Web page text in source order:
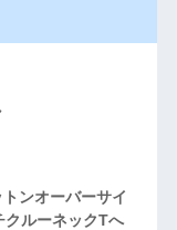
ンオーバーサイ
クルーネックTへ